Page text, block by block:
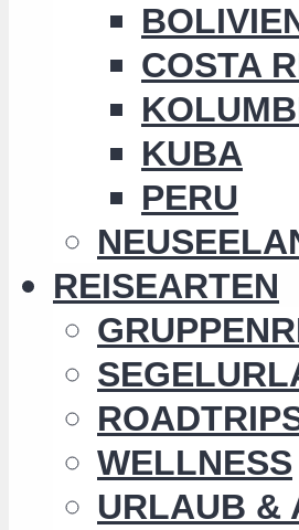
COSTA
KUBA
PERU
REISEARTEN
WELLNESS
URLAUB &